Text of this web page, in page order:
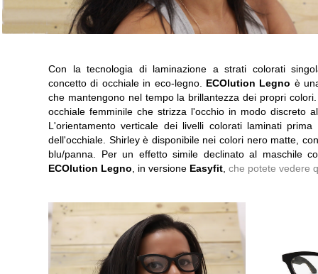
Con la tecnologia di laminazione a strati colorati
concetto di occhiale in eco-legno. ECOlution Legno è
che mantengono nel tempo la brillantezza dei propri
occhiale femminile che strizza l'occhio in modo discreto
L'orientamento verticale dei livelli colorati laminati
dell'occhiale. Shirley è disponibile nei colori nero matte,
blu/panna. Per un effetto simile declinato al maschile
ECOlution Legno , in versione Easyfit che potete vedere